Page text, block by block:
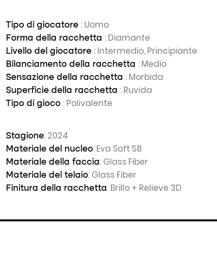
Tipo di giocatore : Uomo
Forma della racchetta : Diamante
Livello del giocatore : Intermedio, Principiante
Bilanciamento della racchetta : Medio
Sensazione della racchetta : Morbida
Superficie della racchetta : Ruvida
Tipo di gioco : Polivalente
Stagione: 2024
Materiale del nucleo: Eva Soft S8
Materiale della faccia: Glass Fiber
Materiale del telaio: Glass Fiber
Finitura della racchetta: Brillo + Relieve 3D